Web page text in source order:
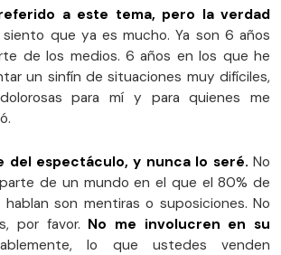
a este tema, pero la verdad
que ya es mucho. Ya son 6 años
de los medios. 6 años en los que he
un sinfín de situaciones muy difíciles,
para mí y para quienes me
del espectáculo, y nunca lo seré. No
de un mundo en el que el 80% de
son mentiras o suposiciones. No
por favor. No me involucren en su
lo que ustedes venden